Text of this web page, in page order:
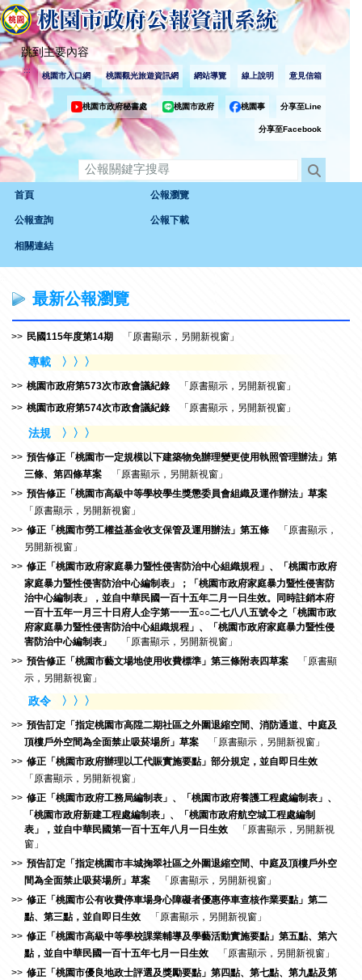
跳到主要內容
:::
桃園市入口網 桃園觀光旅遊資訊網 網站導覽 線上說明 意見信箱
桃園市政府秘書處 桃園市政府 桃園事 分享至Line
分享至Facebook
首頁 公報瀏覽
公報查詢 公報下載
相關連結
最新公報瀏覽
民國115年度第14期 「原書顯示，另開新視窗」
專載 〉〉〉
桃園市政府第573次市政會議紀錄
「原書顯示，另開新視窗」
桃園市政府第574次市政會議紀錄
「原書顯示，另開新視窗」
法規 〉〉〉
預告修正「桃園市一定規模以下建築物免辦理變更使用執照管理辦法」第
三條、第四條草案
「原書顯示，另開新視窗」
預告修正「桃園市高級中等學校學生獎懲委員會組織及運作辦法」草案
「原書顯示，另開新視窗」
修正「桃園市勞工權益基金收支保管及運用辦法」第五條
「原書顯示，
另開新視窗」
修正「桃園市政府家庭暴力暨性侵害防治中心組織規程」、「桃園市政府
家庭暴力暨性侵害防治中心編制表」；「桃園市政府家庭暴力暨性侵害防
治中心編制表」，並自中華民國一百十五年二月一日生效。同時註銷本府
一百十五年一月三十日府人企字第一一五○○二七八八五號令之「桃園市政
府家庭暴力暨性侵害防治中心組織規程」、「桃園市政府家庭暴力暨性侵
害防治中心編制表」
「原書顯示，另開新視窗」
預告修正「桃園市藝文場地使用收費標準」第三條附表四草案
「原書顯
示，另開新視窗」
政令 〉〉〉
預告訂定「指定桃園市高陞二期社區之外圍退縮空間、消防通道、中庭及
頂樓戶外空間為全面禁止吸菸場所」草案
「原書顯示，另開新視窗」
修正「桃園市政府辦理以工代賑實施要點」部分規定，並自即日生效
「原書顯示，另開新視窗」
修正「桃園市政府工務局編制表」、「桃園市政府養護工程處編制表」、
「桃園市政府新建工程處編制表」、「桃園市政府航空城工程處編制
表」，並自中華民國第一百十五年八月一日生效
「原書顯示，另開新視
窗」
預告訂定「指定桃園市丰城掬翠社區之外圍退縮空間、中庭及頂樓戶外空
間為全面禁止吸菸場所」草案
「原書顯示，另開新視窗」
修正「桃園市公有收費停車場身心障礙者優惠停車查核作業要點」第二
點、第三點，並自即日生效
「原書顯示，另開新視窗」
修正「桃園市高級中等學校課業輔導及學藝活動實施要點」第五點、第六
點，並自中華民國一百十五年七月一日生效
「原書顯示，另開新視窗」
修正「桃園市優良地政士評選及獎勵要點」第四點、第七點、第九點及第